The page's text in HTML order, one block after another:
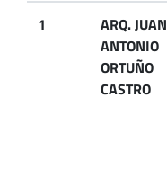
1
ARQ. JUAN
ANTONIO
ORTUÑO
CASTRO